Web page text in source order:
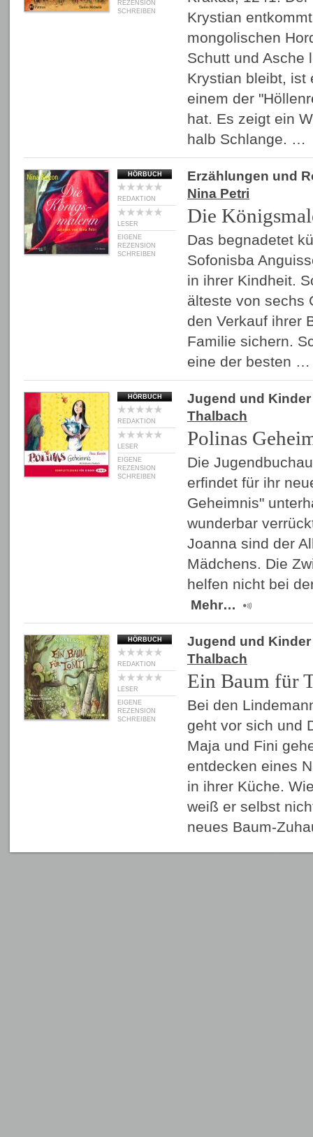
REZENSION
SCHREIBEN
Krystian
mongolischen
Schutt und Asche
Krystian bleibt, ist
einem der
hat. Es zeigt ein
halb Schlange. …
HÖRBUCH
REDAKTION
LESER
EIGENE
REZENSION
SCHREIBEN
Erzählungen und
Nina Petri
Die
Das begnadetet
Sofonisba
in ihrer Kindheit.
älteste von sechs
den Verkauf ihrer
Familie sichern.
eine der besten
HÖRBUCH
REDAKTION
LESER
EIGENE
REZENSION
SCHREIBEN
Jugend und Kinder
Thalbach
Polinas
Die
erfindet für ihr
Geheimnis"
wunderbar
Joanna sind der
Mädchens. Die
helfen nicht bei
Mehr…
HÖRBUCH
REDAKTION
LESER
EIGENE
REZENSION
SCHREIBEN
Jugend und Kinder
Thalbach
Ein Baum für
Bei den
geht vor sich und
Maja und Fini
entdecken eines
in ihrer Küche.
weiß er selbst
neues Baum-